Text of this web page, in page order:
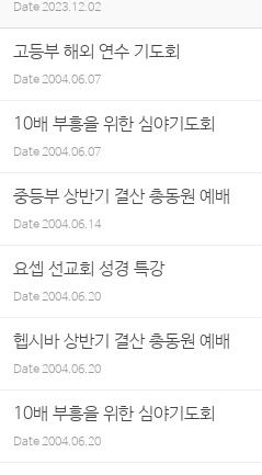
Date 2023.12.02
고등부 해외 연수 기도회
Date2004.06.07
10배 부흥을 위한 심야기도회
Date2004.06.07
중등부 상반기 결산 총동원 예배
Date2004.06.14
요셉 선교회 성경 특강
Date2004.06.20
헵시바 상반기 결산 총동원 예배
Date2004.06.20
10배 부흥을 위한 심야기도회
Date2004.06.20